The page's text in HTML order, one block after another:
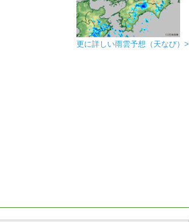
更に詳しい雨雲予想（天なび）>